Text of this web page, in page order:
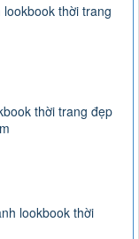
thời trang
thời trang đẹp
lookbook thời